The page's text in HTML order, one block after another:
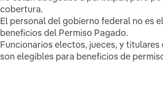
cobertura.
El personal del gobierno federal no es
beneficios del Permiso Pagado.
Funcionarios electos, jueces, y
son elegibles para beneficios de